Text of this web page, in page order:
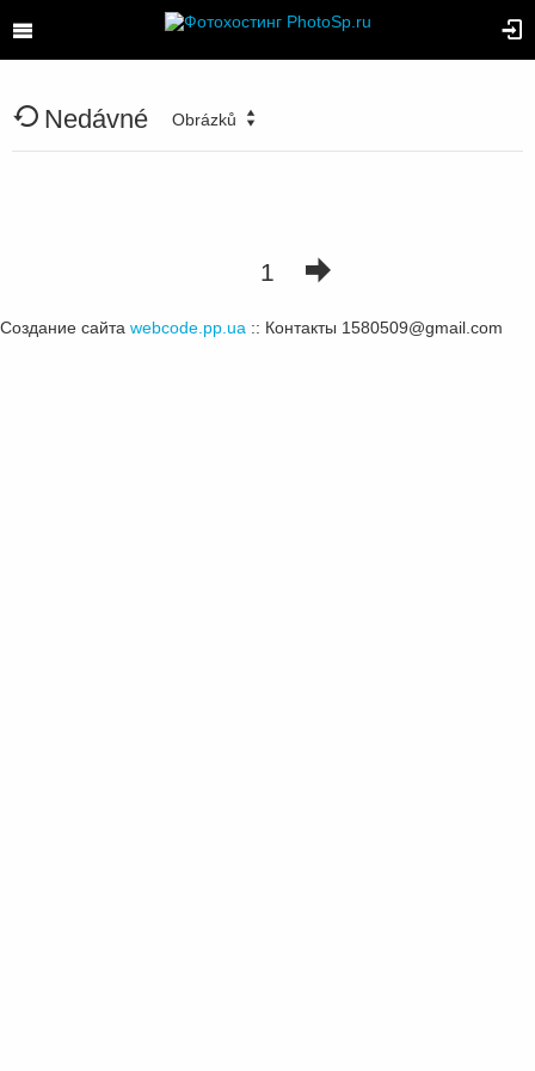
Nedávné Obrázků
1
Создание сайта webcode.pp.ua :: Контакты 1580509@gmail.com